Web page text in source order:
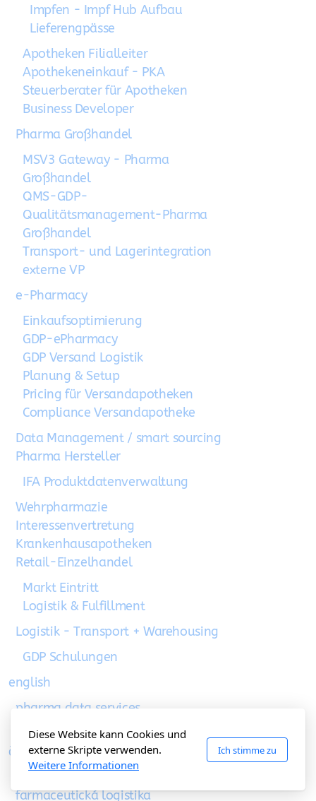
Impfen - Impf Hub Aufbau
Lieferengpässe
Apotheken Filialleiter
Apothekeneinkauf - PKA
Steuerberater für Apotheken
Business Developer
Pharma Großhandel
MSV3 Gateway - Pharma
Großhandel
QMS-GDP-
Qualitätsmanagement-Pharma
Großhandel
Transport- und Lagerintegration
externe VP
e-Pharmacy
Einkaufsoptimierung
GDP-ePharmacy
GDP Versand Logistik
Planung & Setup
Pricing für Versandapotheken
Compliance Versandapotheke
Data Management / smart sourcing
Pharma Hersteller
IFA Produktdatenverwaltung
Wehrpharmazie
Interessenvertretung
Krankenhausapotheken
Retail-Einzelhandel
Markt Eintritt
Logistik & Fulfillment
Logistik - Transport + Warehousing
GDP Schulungen
english
pharma data services
česky
farmaceutická logistika
Diese Website kann Cookies und
externe Skripte verwenden.
Weitere Informationen
Ich stimme zu